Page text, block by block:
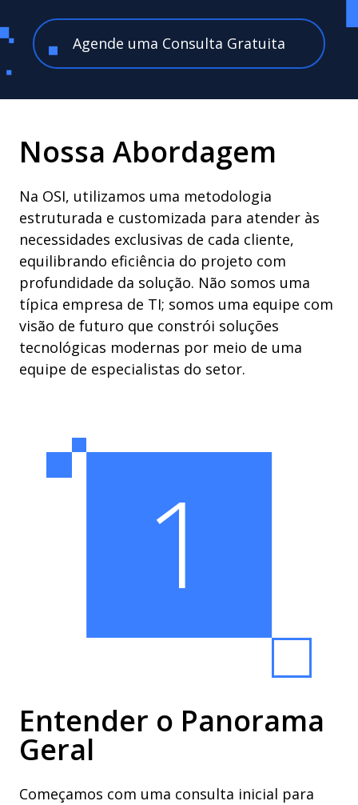
Agende uma Consulta Gratuita
Nossa Abordagem
Na OSI, utilizamos uma metodologia
estruturada e customizada para atender às
necessidades exclusivas de cada cliente,
equilibrando eficiência do projeto com
profundidade da solução. Não somos uma
típica empresa de TI; somos uma equipe com
visão de futuro que constrói soluções
tecnológicas modernas por meio de uma
equipe de especialistas do setor.
1
Entender o Panorama
Geral
Começamos com uma consulta inicial para